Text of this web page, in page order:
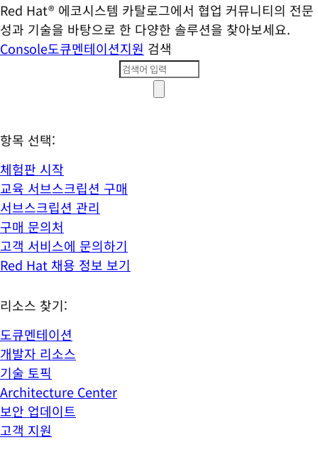
Red Hat® 에코시스템 카탈로그에서 협업 커뮤니티의 전문
성과 기술을 바탕으로 한 다양한 솔루션을 찾아보세요.
Console도큐멘테이션지원 검색
항목 선택:
체험판 시작
교육 서브스크립션 구매
서브스크립션 관리
구매 문의처
고객 서비스에 문의하기
Red Hat 채용 정보 보기
리소스 찾기:
도큐멘테이션
개발자 리소스
기술 토픽
Architecture Center
보안 업데이트
고객 지원